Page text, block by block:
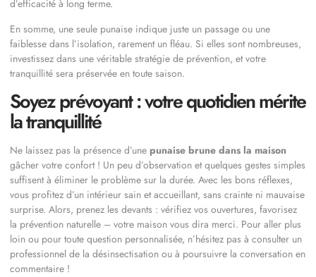
d’efficacité à long terme.
En somme, une seule punaise indique juste un passage ou une
faiblesse dans l’isolation, rarement un fléau. Si elles sont nombreuses,
investissez dans une véritable stratégie de prévention, et votre
tranquillité sera préservée en toute saison.
Soyez prévoyant : votre quotidien mérite
la tranquillité
Ne laissez pas la présence d’une punaise brune dans la maison
gâcher votre confort ! Un peu d’observation et quelques gestes simples
suffisent à éliminer le problème sur la durée. Avec les bons réflexes,
vous profitez d’un intérieur sain et accueillant, sans crainte ni mauvaise
surprise. Alors, prenez les devants : vérifiez vos ouvertures, favorisez
la prévention naturelle – votre maison vous dira merci. Pour aller plus
loin ou pour toute question personnalisée, n’hésitez pas à consulter un
professionnel de la désinsectisation ou à poursuivre la conversation en
commentaire !